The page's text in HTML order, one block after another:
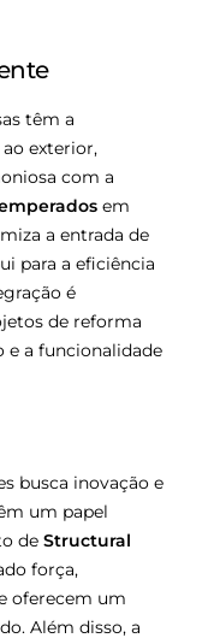
têm a
exterior,
com a
em
a entrada de
para a eficiência
é
de reforma
e a funcionalidade
busca inovação e
um papel
de Structural
força,
oferecem um
Além disso, a